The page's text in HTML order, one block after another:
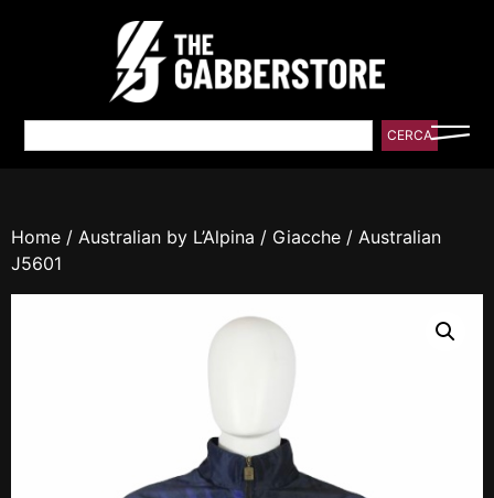
CERCA
Home / Australian by L’Alpina / Giacche / Australian
J5601